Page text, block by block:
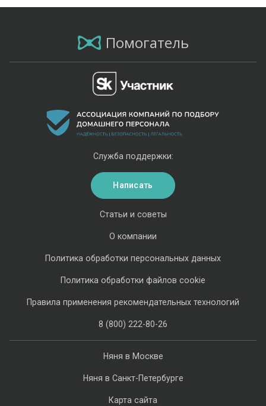
Помогатель
Няня в Москве
Няня в Санкт-Петербурге
Карта сайта
Статьи и советы
О компании
Политика обработки персональных данных
Политика обработки файлов cookie
Правила применения рекомендательных технологий
8 (800) 222-80-26
Служба поддержки:
Написать